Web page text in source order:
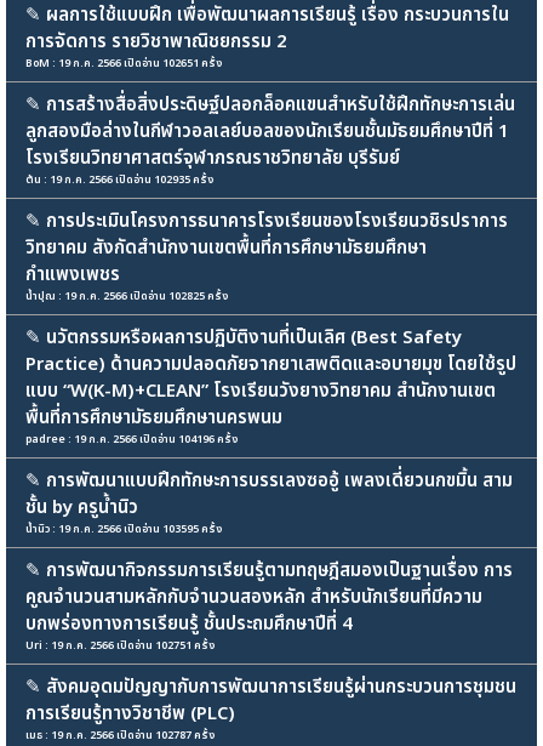
✎ ผลการใช้แบบฝึก เพื่อพัฒนาผลการเรียนรู้ เรื่อง กระบวนการใน
การจัดการ รายวิชาพาณิชยกรรม 2
BoM : 19 ก.ค. 2566 เปิดอ่าน 102651 ครั้ง
✎ การสร้างสื่อสิ่งประดิษฐ์ปลอกล็อคแขนสำหรับใช้ฝึกทักษะการเล่น
ลูกสองมือล่างในกีฬาวอลเลย์บอลของนักเรียนชั้นมัธยมศึกษาปีที่ 1
โรงเรียนวิทยาศาสตร์จุฬาภรณราชวิทยาลัย บุรีรัมย์
ต้น : 19 ก.ค. 2566 เปิดอ่าน 102935 ครั้ง
✎ การประเมินโครงการธนาคารโรงเรียนของโรงเรียนวชิรปราการ
วิทยาคม สังกัดสำนักงานเขตพื้นที่การศึกษามัธยมศึกษา
กำแพงเพชร
น้ำปุณ : 19 ก.ค. 2566 เปิดอ่าน 102825 ครั้ง
✎ นวัตกรรมหรือผลการปฏิบัติงานที่เป็นเลิศ (Best Safety
Practice) ด้านความปลอดภัยจากยาเสพติดและอบายมุข โดยใช้รูป
แบบ “W(K-M)+CLEAN” โรงเรียนวังยางวิทยาคม สำนักงานเขต
พื้นที่การศึกษามัธยมศึกษานครพนม
padree : 19 ก.ค. 2566 เปิดอ่าน 104196 ครั้ง
✎ การพัฒนาแบบฝึกทักษะการบรรเลงซออู้ เพลงเดี่ยวนกขมิ้น สาม
ชั้น by ครูน้ำนิว
น้ำนิว : 19 ก.ค. 2566 เปิดอ่าน 103595 ครั้ง
✎ การพัฒนากิจกรรมการเรียนรู้ตามทฤษฎีสมองเป็นฐานเรื่อง การ
คูณจำนวนสามหลักกับจำนวนสองหลัก สำหรับนักเรียนที่มีความ
บกพร่องทางการเรียนรู้ ชั้นประถมศึกษาปีที่ 4
Uri : 19 ก.ค. 2566 เปิดอ่าน 102751 ครั้ง
✎ สังคมอุดมปัญญากับการพัฒนาการเรียนรู้ผ่านกระบวนการชุมชน
การเรียนรู้ทางวิชาชีพ (PLC)
เมธ : 19 ก.ค. 2566 เปิดอ่าน 102787 ครั้ง